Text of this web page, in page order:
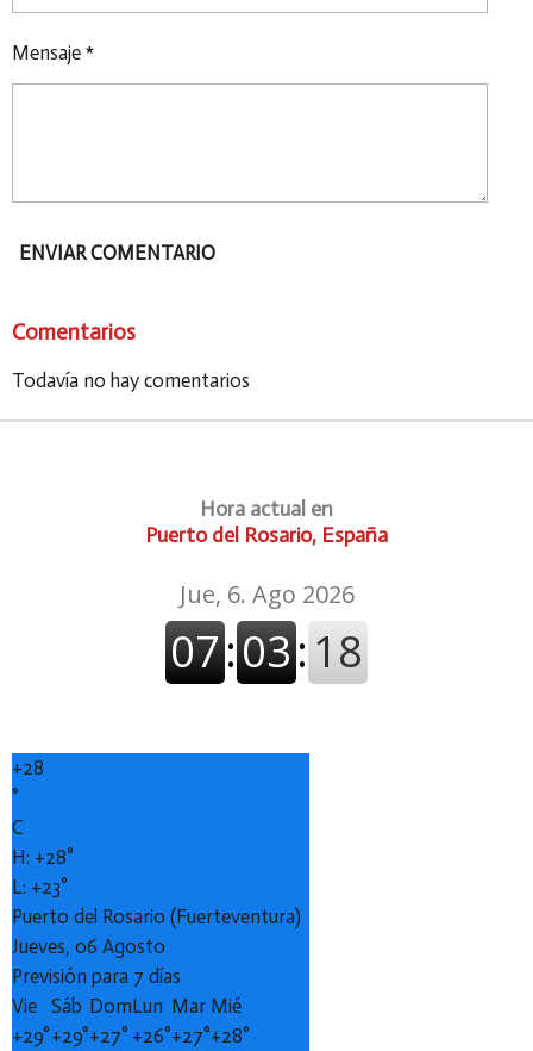
Mensaje *
ENVIAR COMENTARIO
Comentarios
Todavía no hay comentarios
Hora actual en
Puerto del Rosario, España
+28
°
C
H: +28°
L: +23°
Puerto del Rosario (Fuerteventura)
Jueves, 06 Agosto
Previsión para 7 días
Vie Sáb DomLun Mar Mié
+29°+29°+27° +26°+27°+28°